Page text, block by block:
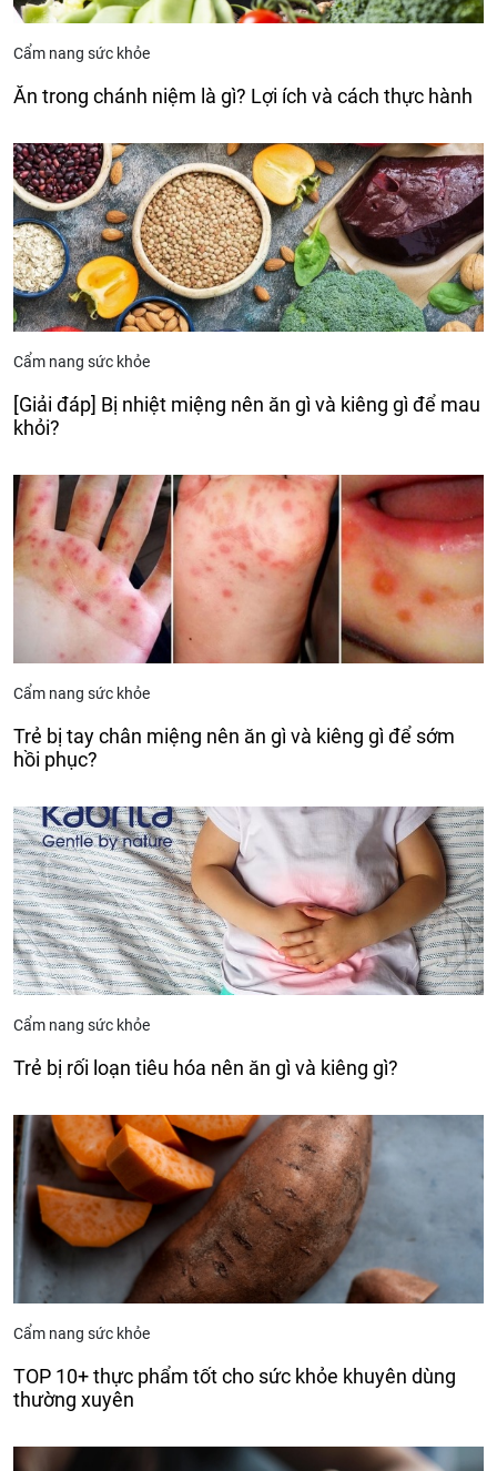
Cẩm nang sức khỏe
Ăn trong chánh niệm là gì? Lợi ích và cách thực hành
Cẩm nang sức khỏe
[Giải đáp] Bị nhiệt miệng nên ăn gì và kiêng gì để mau
khỏi?
Cẩm nang sức khỏe
Trẻ bị tay chân miệng nên ăn gì và kiêng gì để sớm
hồi phục?
Cẩm nang sức khỏe
Trẻ bị rối loạn tiêu hóa nên ăn gì và kiêng gì?
Cẩm nang sức khỏe
TOP 10+ thực phẩm tốt cho sức khỏe khuyên dùng
thường xuyên